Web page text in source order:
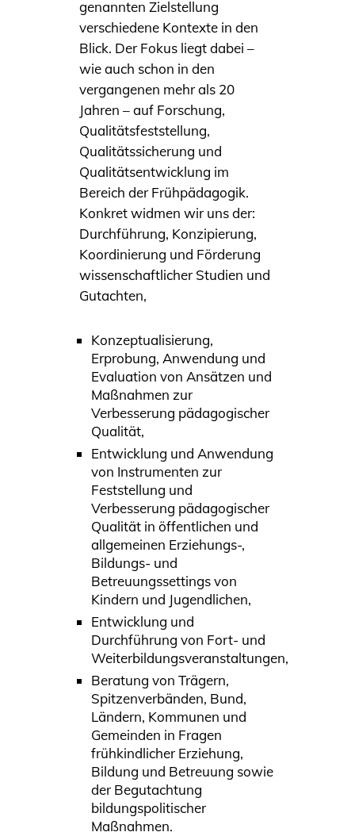
genannten Zielstellung
verschiedene Kontexte in den
Blick. Der Fokus liegt dabei –
wie auch schon in den
vergangenen mehr als 20
Jahren – auf Forschung,
Qualitätsfeststellung,
Qualitätssicherung und
Qualitätsentwicklung im
Bereich der Frühpädagogik.
Konkret widmen wir uns der:
Durchführung, Konzipierung,
Koordinierung und Förderung
wissenschaftlicher Studien und
Gutachten,
Konzeptualisierung,
Erprobung, Anwendung und
Evaluation von Ansätzen und
Maßnahmen zur
Verbesserung pädagogischer
Qualität,
Entwicklung und Anwendung
von Instrumenten zur
Feststellung und
Verbesserung pädagogischer
Qualität in öffentlichen und
allgemeinen Erziehungs-,
Bildungs- und
Betreuungssettings von
Kindern und Jugendlichen,
Entwicklung und
Durchführung von Fort- und
Weiterbildungsveranstaltungen,
Beratung von Trägern,
Spitzenverbänden, Bund,
Ländern, Kommunen und
Gemeinden in Fragen
frühkindlicher Erziehung,
Bildung und Betreuung sowie
der Begutachtung
bildungspolitischer
Maßnahmen.